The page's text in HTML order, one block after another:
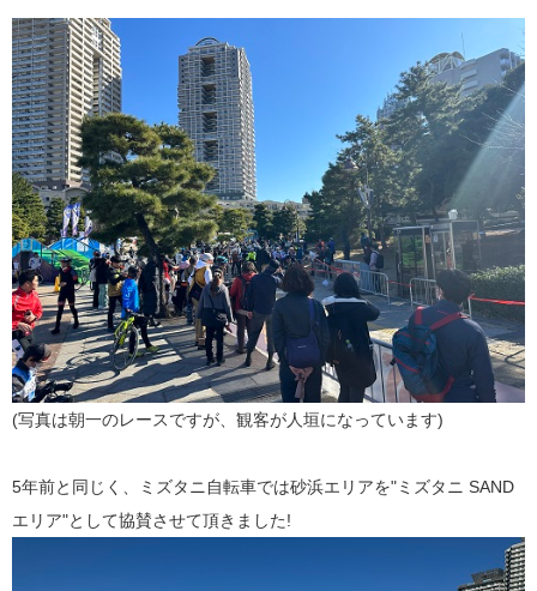
(写真は朝一のレースですが、観客が人垣になっています)
5年前と同じく、ミズタニ自転車では砂浜エリアを"ミズタニ SAND
エリア"として協賛させて頂きました!